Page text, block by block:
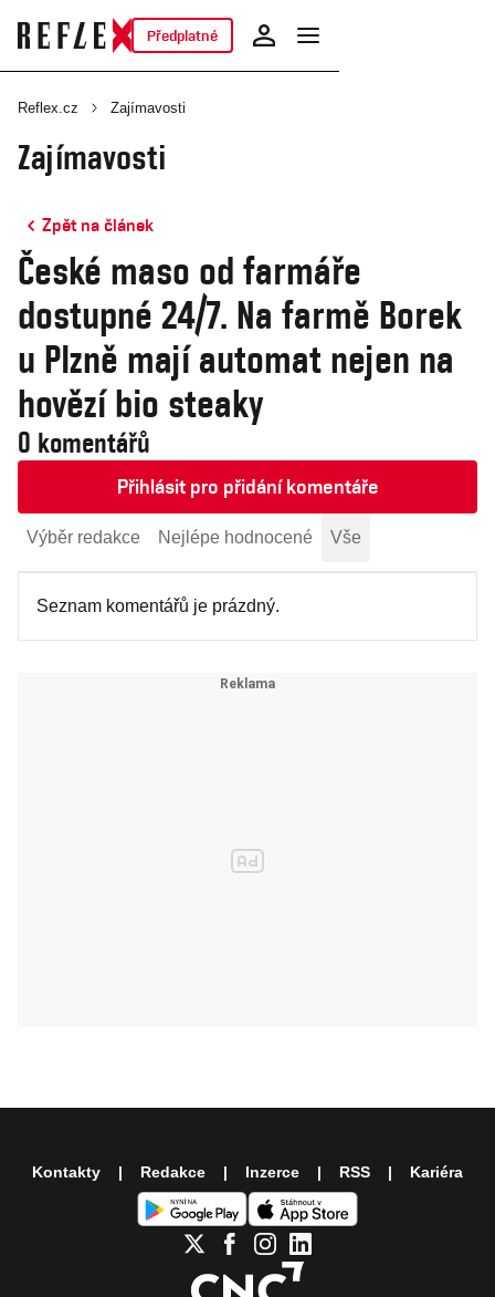
Předplatné
Reflex.cz Zajímavosti
Zajímavosti
Zpět na článek
České maso od farmáře
dostupné 24/7. Na farmě Borek
u Plzně mají automat nejen na
hovězí bio steaky
0 komentářů
Přihlásit pro přidání komentáře
Výběr redakce Nejlépe hodnocené Vše
Seznam komentářů je prázdný.
Kontakty Redakce Inzerce RSS Kariéra